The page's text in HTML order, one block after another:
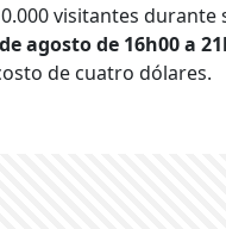
visitantes
agosto de 16h00 a
de cuatro dólares.